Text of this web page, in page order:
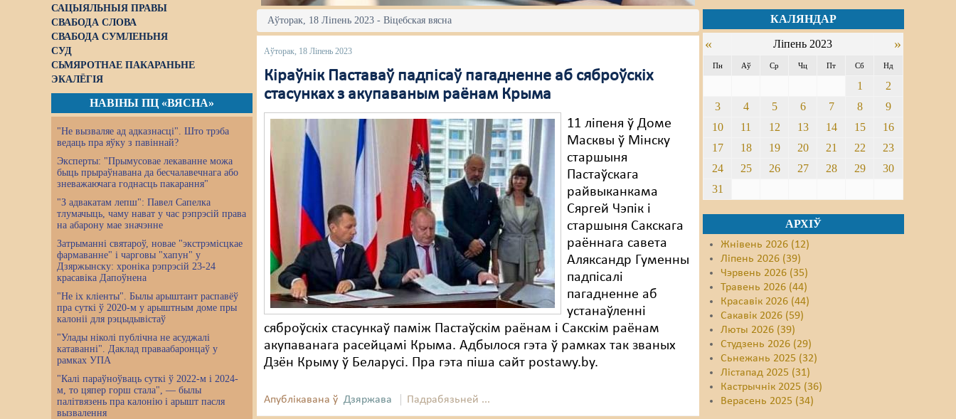
САЦЫЯЛЬНЫЯ ПРАВЫ
СВАБОДА СЛОВА
СВАБОДА СУМЛЕНЬНЯ
СУД
СЬМЯРОТНАЕ ПАКАРАНЬНЕ
ЭКАЛЁГІЯ
НАВІНЫ ПЦ «ВЯСНА»
"Не вызваляе ад адказнасці". Што трэба
ведаць пра яўку з павіннай?
Эксперты: "Прымусовае лекаванне можа
быць прыраўнавана да бесчалавечнага або
зневажаючага годнасць пакарання"
"З адвакатам лепш": Павел Сапелка
тлумачыць, чаму нават у час рэпрэсій права
на абарону мае значэнне
Затрыманні святароў, новае "экстрэмісцкае
фармаванне" і чарговы "хапун" у
Дзяржынску: хроніка рэпрэсій 23-24
красавіка Дапоўнена
"Не іх кліенты". Былы арыштант распавёў
пра суткі ў 2020-м у арыштным доме пры
калоніі для рэцыдывістаў
"Улады ніколі публічна не асуджалі
катаванні". Даклад праваабаронцаў у
рамках УПА
"Калі параўноўваць суткі ў 2022-м і 2024-
м, то цяпер горш стала", — былы
палітвязень пра калонію і арышт пасля
вызвалення
Аўторак, 18 Ліпень 2023 - Віцебская вясна
Аўторак, 18 Ліпень 2023
Кіраўнік Паставаў падпісаў пагадненне аб сяброўскіх
стасунках з акупаваным раёнам Крыма
11 ліпеня ў Доме
Масквы ў Мінску
старшыня
Пастаўскага
райвыканкама
Сяргей Чэпік і
старшыня Сакскага
раённага савета
Аляксандр Гуменны
падпісалі
пагадненне аб
устанаўленні
сяброўскіх стасункаў паміж Пастаўскім раёнам і Сакскім раёнам
акупаванага расейцамі Крыма. Адбылося гэта ў рамках так званых
Дзён Крыму ў Беларусі. Пра гэта піша сайт postawy.by.
Апублікавана ў Дзяржава Падрабязьней ...
КАЛЯНДАР
« Ліпень 2023 »
Пн Аў Ср Чц Пт Сб Нд
1
2
3
4 5 6 7 8
9
10
11 12 13 14 15
16
17
18 19 20 21 22
23
24
25 26 27 28 29
30
31
АРХІЎ
Жнівень 2026 (12)
Ліпень 2026 (39)
Чэрвень 2026 (35)
Травень 2026 (44)
Красавік 2026 (44)
Сакавік 2026 (59)
Люты 2026 (39)
Студзень 2026 (29)
Сьнежань 2025 (32)
Лістапад 2025 (31)
Кастрычнік 2025 (36)
Верасень 2025 (34)